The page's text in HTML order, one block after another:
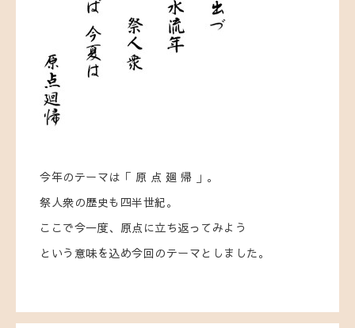
今年のテーマは「 原 点 廻 帰 」。
祭人衆の歴史も四半世紀。
ここで今一度、原点に立ち返ってみよう
という意味を込め今回のテーマとしました。